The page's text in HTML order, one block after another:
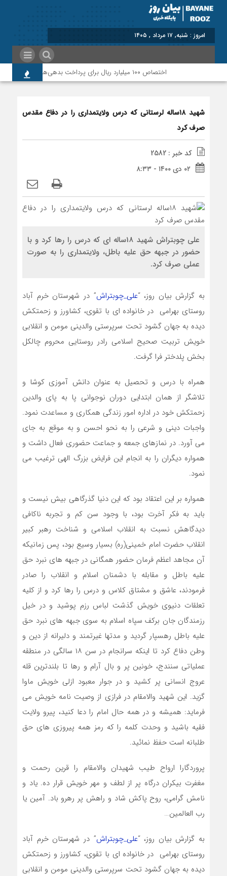
برابر با : Saturday - 8 August - 2026
اختصاص ۱۰۰ میلیارد ریال برای پرداخت بدهی‌های دارویی و ارتقای حوزه سلامت پلدختر
شهید ۱۸ساله لرستانی که درس ولایتمداری را در دفاع مقدس
صرف کرد
کد خبر : 2582
۰۲ دی ۱۴۰۰ - ۸:۳۳
علی چوبتراش شهید 18ساله ای که درس را رها کرد و با
حضور در جبهه حق علیه باطل، ولایتمداری را به صورت
عملی صرف کرد.
به گزارش بیان روز، “علی_چوبتراش” در شهرستان خرم آباد
روستای بهرامی در خانواده ای با تقوی، کشاورز و زحمتکش
دیده به جهان گشود تحت سرپرستی والدینی مومن و انقلابی
خویش تربیت صحیح اسلامی رادر روستایی محروم چالکل
بخش پلدختر فرا گرفت.
همراه با درس و تحصیل به عنوان دانش آموزی کوشا و
تلاشگر از همان ابتدایی دوران نوجوانی پا به پای والدین
زحمتکش خود در اداره امور زندگی همکاری و مساعدت نمود.
واجبات دینی و شرعی را به نحو احسن و به موقع به جای
می آورد. در نمازهای جمعه و جماعت حضوری فعال داشت و
همواره دیگران را به انجام این فرایض بزرگ الهی ترغیب می
نمود.
همواره بر این اعتقاد بود که این دنیا گذرگاهی بیش نیست و
باید به فکر آخرت بود، با وجود سن کم و تجربه ناکافی
دیدگاهش نسبت به انقلاب اسلامی و شناخت رهبر کبیر
انقلاب حضرت امام خمینی(ره) بسیار وسیع بود، پس زمانیکه
آن مجاهد اعظم فرمان حضور همگانی در جبهه های نبرد حق
علیه باطل و مقابله با دشمنان اسلام و انقلاب را صادر
فرمودند، عاشق و مشتاق کلاس و درس را رها کرد و از کلیه
تعلقات دنیوی خویش گذشت لباس رزم پوشید و در خیل
رزمندگان جان برکف سپاه اسلام به سوی جبهه های نبرد حق
علیه باطل رهسپار گردید و مدتها غیرتمند و دلیرانه از دین و
وطن دفاع کرد تا اینکه سرانجام در سن ۱۸ سالگی در منطقه
عملیاتی سنندج، خونین پر و بال آرام و رها تا بلندترین قله
عروج انسانی پر کشید و در جوار معبود ازلی خویش ماوا
گزید. این شهید والامقام در فرازی از وصیت نامه خویش می
فرماید: همیشه و در همه حال امام را دعا کنید، پیرو ولایت
فقیه باشید و وحدت کلمه را که رمز همه پیروزی های حق
طلبانه است حفظ نمائید.
پروردگارا ارواح طیب شهیدان والامقام را قرین رحمت و
مغفرت بیکران درگاه پر از لطف و مهر خویش قرار ده. یاد و
نامش گرامی، روح پاکش شاد و راهش پر رهرو باد. آمین یا
رب العالمین…
به گزارش بیان روز، “علی_چوبتراش” در شهرستان خرم آباد
روستای بهرامی در خانواده ای با تقوی، کشاورز و زحمتکش
دیده به جهان گشود تحت سرپرستی والدینی مومن و انقلابی